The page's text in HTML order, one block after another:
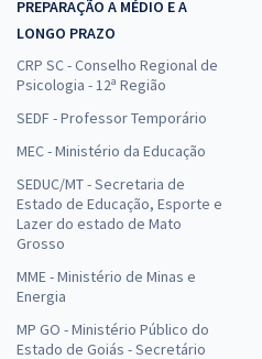
PREPARAÇÃO A MÉDIO E A
LONGO PRAZO
CRP SC - Conselho Regional de
Psicologia - 12ª Região
SEDF - Professor Temporário
MEC - Ministério da Educação
SEDUC/MT - Secretaria de
Estado de Educação, Esporte e
Lazer do estado de Mato
Grosso
MME - Ministério de Minas e
Energia
MP GO - Ministério Público do
Estado de Goiás - Secretário